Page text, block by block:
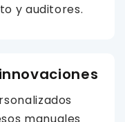
y auditores.